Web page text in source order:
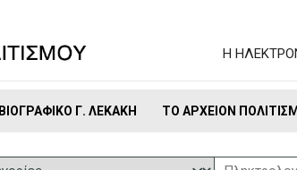
Η
ΒΙΟΓΡΑΦΙΚΌ Γ. ΛΕΚΆΚΗ ΤΟ ΑΡΧΕΊΟΝ